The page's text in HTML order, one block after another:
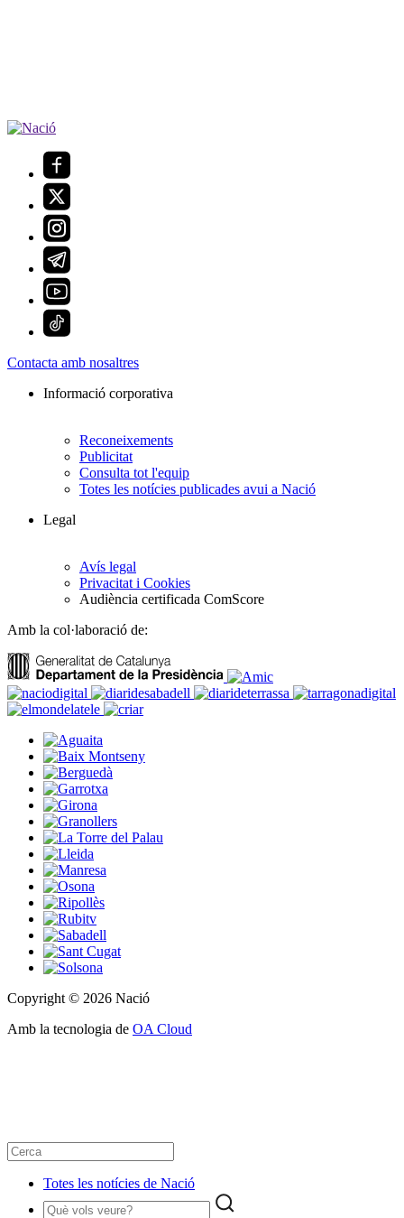
Contacta amb nosaltres
Informació corporativa
Reconeixements
Publicitat
Consulta tot l'equip
Totes les notícies publicades avui a Nació
Legal
Avís legal
Privacitat i Cookies
Audiència certificada ComScore
Amb la col·laboració de:
Copyright © 2026 Nació
Amb la tecnologia de OA Cloud
Totes les notícies de Nació